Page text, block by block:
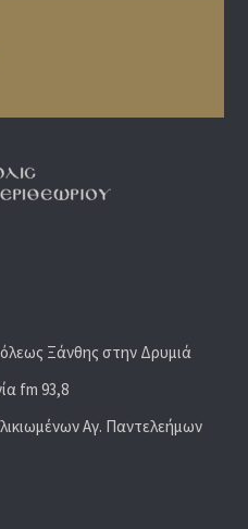
Ξάνθης στην Δρυμιά
fm 93,8
Αγ. Παντελεήμων